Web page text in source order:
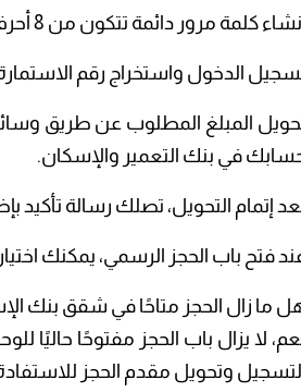
كلمة مرور دائمة تتكون من 8 أحرف على الأقل، تشمل حرفًا كبيرًا ورقمًا ورمزًا.
الدخول واستخراج رقم
في بنك التعمير والإسكان.
إتمام التحويل، تصلك رسالة تأكيد
فتح باب الحجز الرسمي، يمكنك
ما زال الحجز متاحًا في شقق بنك الإسكان
لا يزال باب الحجز مفتوحًا
وتحويل مقدم الحجز